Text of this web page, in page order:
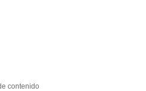
contenido